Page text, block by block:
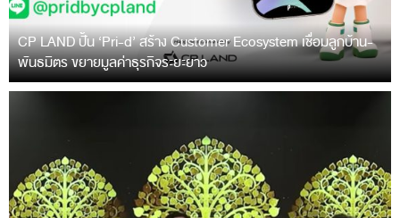
CP LAND ปั้น ‘Pri-d’ สร้าง Customer Ecosystem เชื่อมลูกบ้าน-
พันธมิตร ขยายมูลค่าธุรกิจระยะยาว